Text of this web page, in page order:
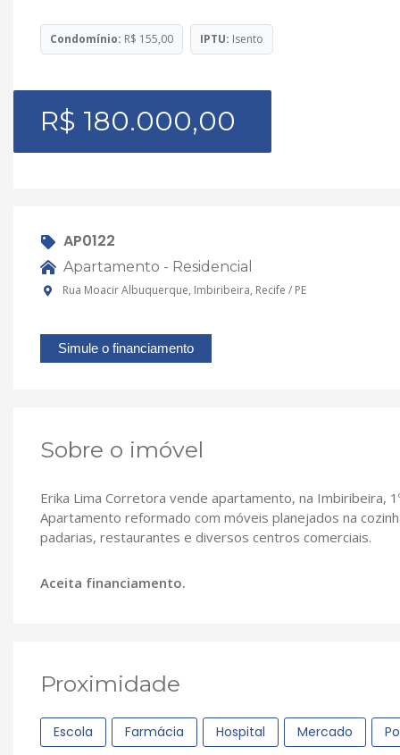
Condomínio: R$ 155,00 IPTU: Isento
R$ 180.000,00
AP0122
Apartamento - Residencial
Rua Moacir Albuquerque, Imbiribeira, Recife / PE
Simule o financiamento
Sobre o imóvel
Erika Lima Corretora vende apartamento, na Imbiribeira,
Apartamento reformado com móveis planejados na
padarias, restaurantes e diversos centros comerciais.
Aceita financiamento.
Proximidade
Escola Farmácia Hospital Mercado